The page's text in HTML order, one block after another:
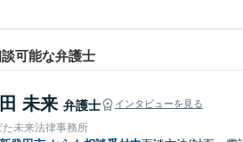
可能な弁護士
未来 弁護士 インタビューを見る
た未来法律事務所